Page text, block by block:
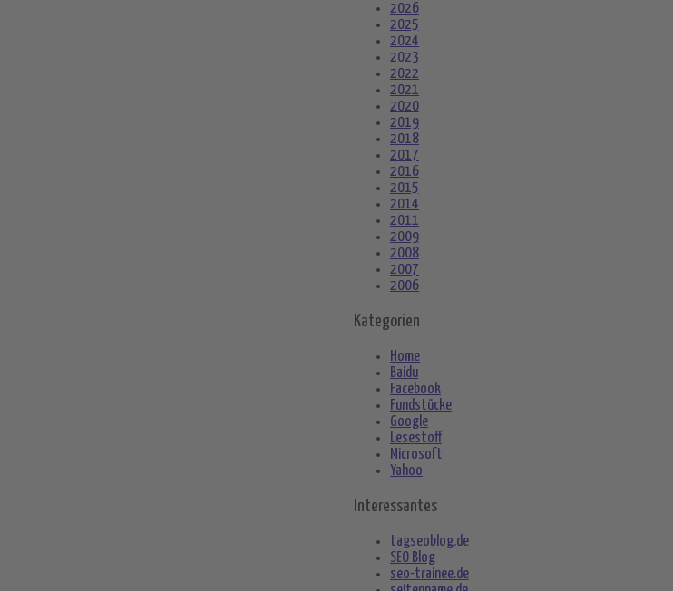
2026
2025
2024
2023
2022
2021
2020
2019
2018
2017
2016
2015
2014
2011
2009
2008
2007
2006
Kategorien
Home
Baidu
Facebook
Fundstücke
Google
Lesestoff
Microsoft
Yahoo
Interessantes
tagseoblog.de
SEO Blog
seo-trainee.de